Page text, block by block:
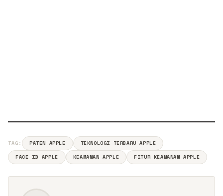
TAG: PATEN APPLE
TEKNOLOGI TERBARU APPLE
FACE ID APPLE
KEAMANAN APPLE FITUR KEAMANAN APPLE